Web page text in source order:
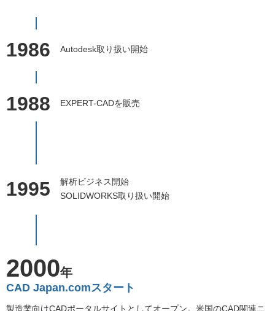
1986 Autodesk取り扱い開始
1988 EXPERT-CADを販売
1995
解析ビジネス開始
SOLIDWORKS取り扱い開始
2000年
CAD Japan.comスタート
製造業向けCADポータルサイトとしてオープン。米国のCAD関連ニ